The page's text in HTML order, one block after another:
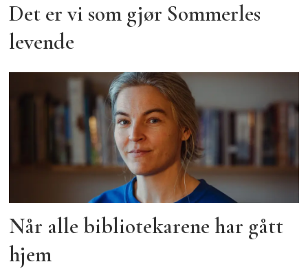
Det er vi som gjør Sommerles
levende
Når alle bibliotekarene har gått
hjem